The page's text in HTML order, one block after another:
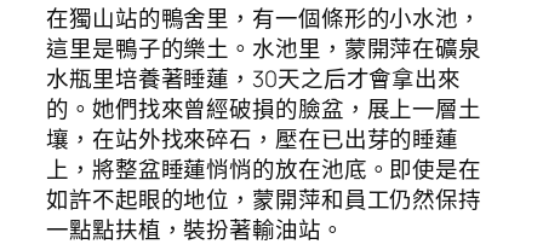
在獨山站的鴨舍里，有一個條形的小水池，
這里是鴨子的樂土。水池里，蒙開萍在礦泉
水瓶里培養著睡蓮，30天之后才會拿出來
的。她們找來曾經破損的臉盆，展上一層土
壤，在站外找來碎石，壓在已出芽的睡蓮
上，將整盆睡蓮悄悄的放在池底。即使是在
如許不起眼的地位，蒙開萍和員工仍然保持
一點點扶植，裝扮著輸油站。